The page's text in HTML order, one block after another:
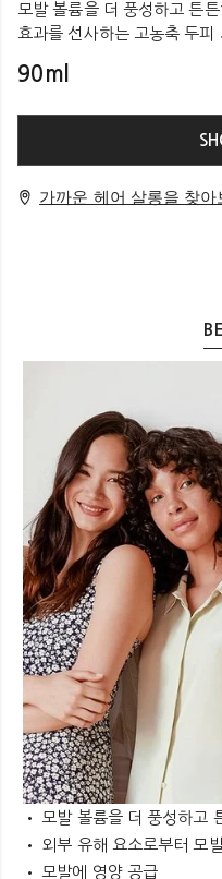
모발 볼륨을 더 풍성하고 튼
효과를 선사하는 고농축 두피
90ml
가까운 헤어 살롱을 찾아
• 모발 볼륨을 더 풍성하고
• 외부 유해 요소로부터 모
• 모발에 영양 공급